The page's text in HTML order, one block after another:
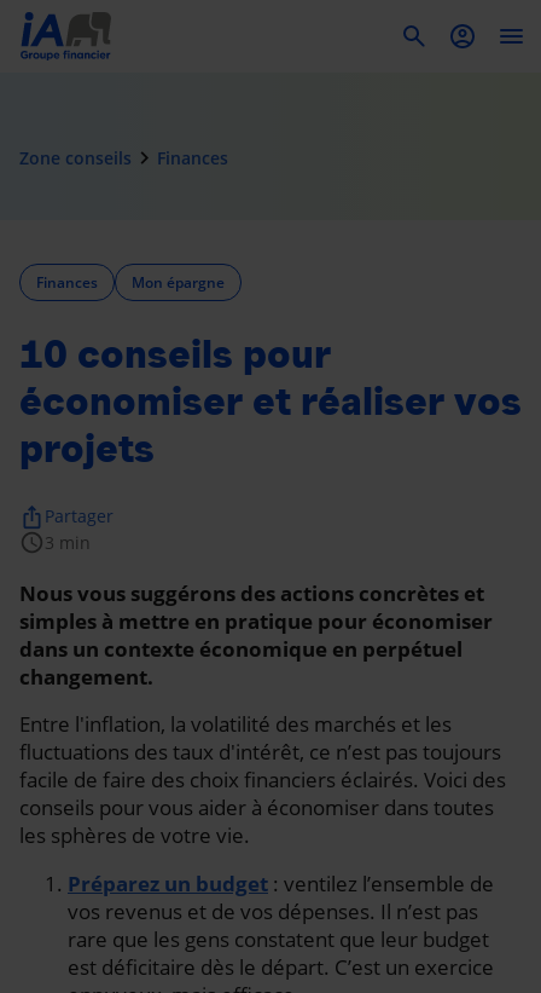
Zone conseils navigate_next Finances
Finances Mon épargne
10 conseils pour
économiser et réaliser vos
projets
schedule 3 min
ios_share Partager
Nous vous suggérons des actions concrètes et
simples à mettre en pratique pour économiser
dans un contexte économique en perpétuel
changement.
Entre l'inflation, la volatilité des marchés et les
fluctuations des taux d'intérêt, ce n’est pas toujours
facile de faire des choix financiers éclairés. Voici des
conseils pour vous aider à économiser dans toutes
les sphères de votre vie.
Préparez un budget : ventilez l’ensemble de
vos revenus et de vos dépenses. Il n’est pas
rare que les gens constatent que leur budget
est déficitaire dès le départ. C’est un exercice